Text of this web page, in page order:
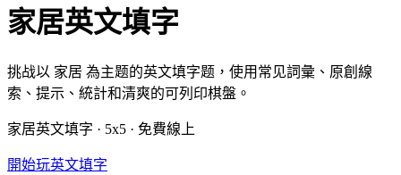
家居英文填字
挑战以 家居 為主题的英文填字题，使用常见詞彙、原創線
索、提示、統計和清爽的可列印棋盤。
家居英文填字 · 5x5 · 免費線上
開始玩英文填字